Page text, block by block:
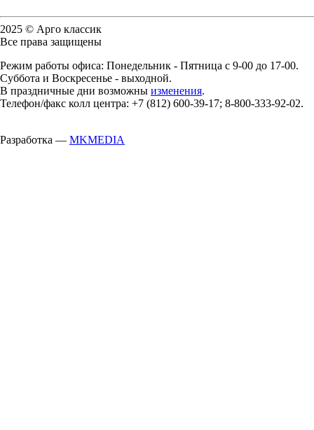
2025 © Арго классик
Все права защищены
Режим работы офиса: Понедельник - Пятница с 9-00 до 17-00.
Суббота и Воскресенье - выходной.
В праздничные дни возможны изменения.
Телефон/факс колл центра: +7 (812) 600-39-17; 8-800-333-92-02.
Разработка — MKMEDIA